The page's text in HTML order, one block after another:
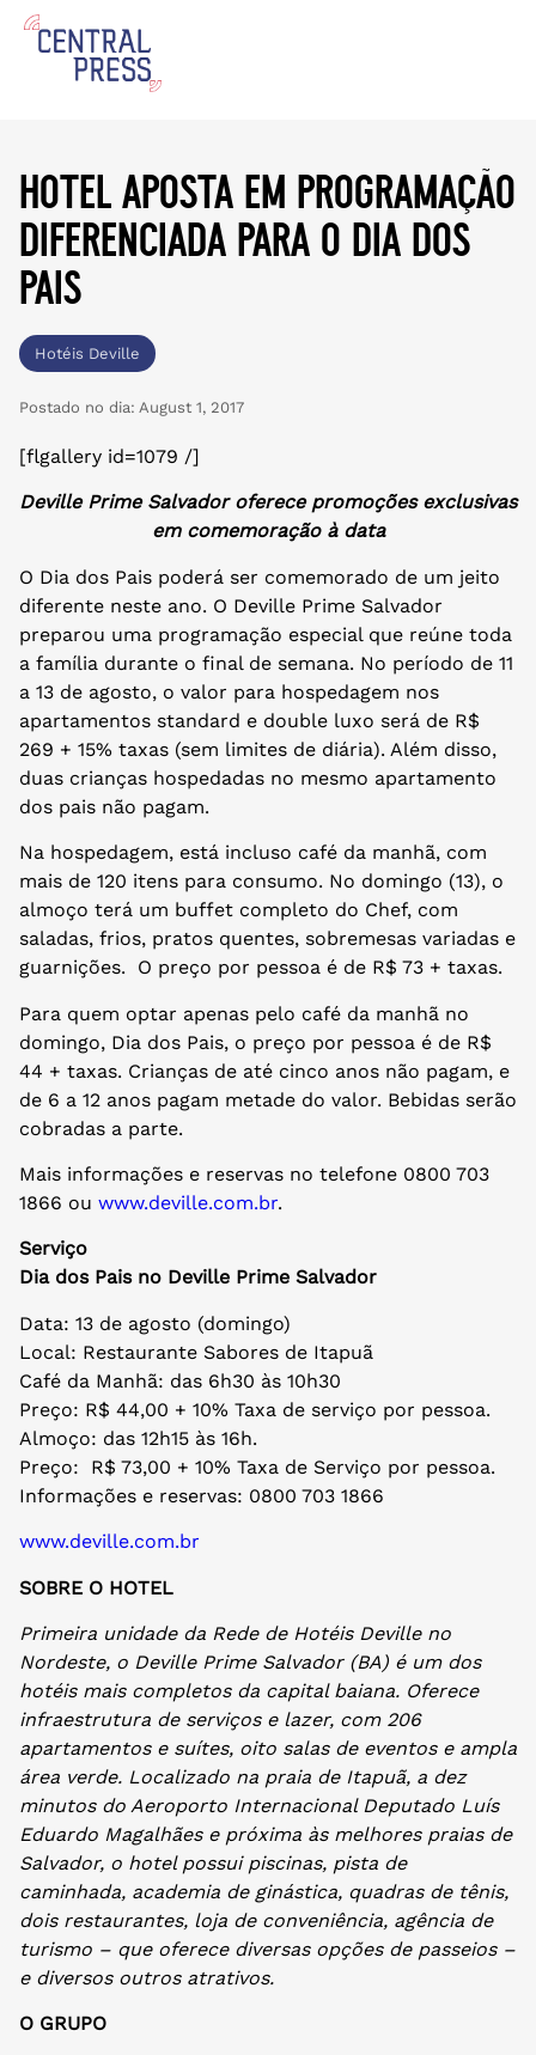
hotel aposta em programação
diferenciada para o dia dos
pais
Hotéis Deville
Postado no dia: August 1, 2017
[flgallery id=1079 /]
Deville Prime Salvador oferece promoções exclusivas
em comemoração à data
O Dia dos Pais poderá ser comemorado de um jeito
diferente neste ano. O Deville Prime Salvador
preparou uma programação especial que reúne toda
a família durante o final de semana. No período de 11
a 13 de agosto, o valor para hospedagem nos
apartamentos standard e double luxo será de R$
269 + 15% taxas (sem limites de diária). Além disso,
duas crianças hospedadas no mesmo apartamento
dos pais não pagam.
Na hospedagem, está incluso café da manhã, com
mais de 120 itens para consumo. No domingo (13), o
almoço terá um buffet completo do Chef, com
saladas, frios, pratos quentes, sobremesas variadas e
guarnições. O preço por pessoa é de R$ 73 + taxas.
Para quem optar apenas pelo café da manhã no
domingo, Dia dos Pais, o preço por pessoa é de R$
44 + taxas. Crianças de até cinco anos não pagam, e
de 6 a 12 anos pagam metade do valor. Bebidas serão
cobradas a parte.
Mais informações e reservas no telefone 0800 703
1866 ou www.deville.com.br.
Serviço
Dia dos Pais no Deville Prime Salvador
Data: 13 de agosto (domingo)
Local: Restaurante Sabores de Itapuã
Café da Manhã: das 6h30 às 10h30
Preço: R$ 44,00 + 10% Taxa de serviço por pessoa.
Almoço: das 12h15 às 16h.
Preço: R$ 73,00 + 10% Taxa de Serviço por pessoa.
Informações e reservas: 0800 703 1866
www.deville.com.br
SOBRE O HOTEL
Primeira unidade da Rede de Hotéis Deville no
Nordeste, o Deville Prime Salvador (BA) é um dos
hotéis mais completos da capital baiana. Oferece
infraestrutura de serviços e lazer, com 206
apartamentos e suítes, oito salas de eventos e ampla
área verde. Localizado na praia de Itapuã, a dez
minutos do Aeroporto Internacional Deputado Luís
Eduardo Magalhães e próxima às melhores praias de
Salvador, o hotel possui piscinas, pista de
caminhada, academia de ginástica, quadras de tênis,
dois restaurantes, loja de conveniência, agência de
turismo – que oferece diversas opções de passeios –
e diversos outros atrativos.
O GRUPO